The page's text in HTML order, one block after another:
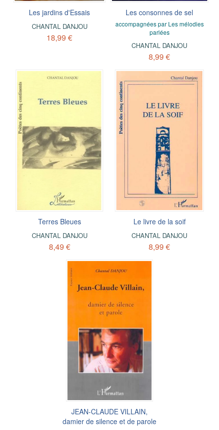
Les jardins d'Essais
CHANTAL DANJOU
18,99 €
Les consonnes de sel
accompagnées par Les mélodies
parlées
CHANTAL DANJOU
8,99 €
Terres Bleues
CHANTAL DANJOU
8,49 €
Le livre de la soif
CHANTAL DANJOU
8,99 €
JEAN-CLAUDE VILLAIN,
damier de silence et de parole